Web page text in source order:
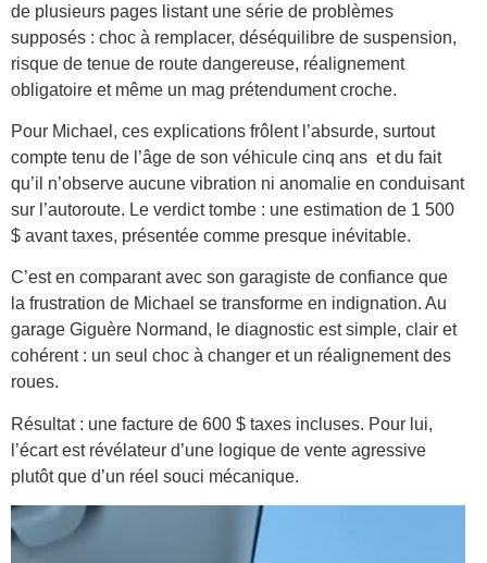
de plusieurs pages listant une série de problèmes
supposés : choc à remplacer, déséquilibre de suspension,
risque de tenue de route dangereuse, réalignement
obligatoire et même un mag prétendument croche.
Pour Michael, ces explications frôlent l’absurde, surtout
compte tenu de l’âge de son véhicule cinq ans et du fait
qu’il n’observe aucune vibration ni anomalie en conduisant
sur l’autoroute. Le verdict tombe : une estimation de 1 500
$ avant taxes, présentée comme presque inévitable.
C’est en comparant avec son garagiste de confiance que
la frustration de Michael se transforme en indignation. Au
garage Giguère Normand, le diagnostic est simple, clair et
cohérent : un seul choc à changer et un réalignement des
roues.
Résultat : une facture de 600 $ taxes incluses. Pour lui,
l’écart est révélateur d’une logique de vente agressive
plutôt que d’un réel souci mécanique.